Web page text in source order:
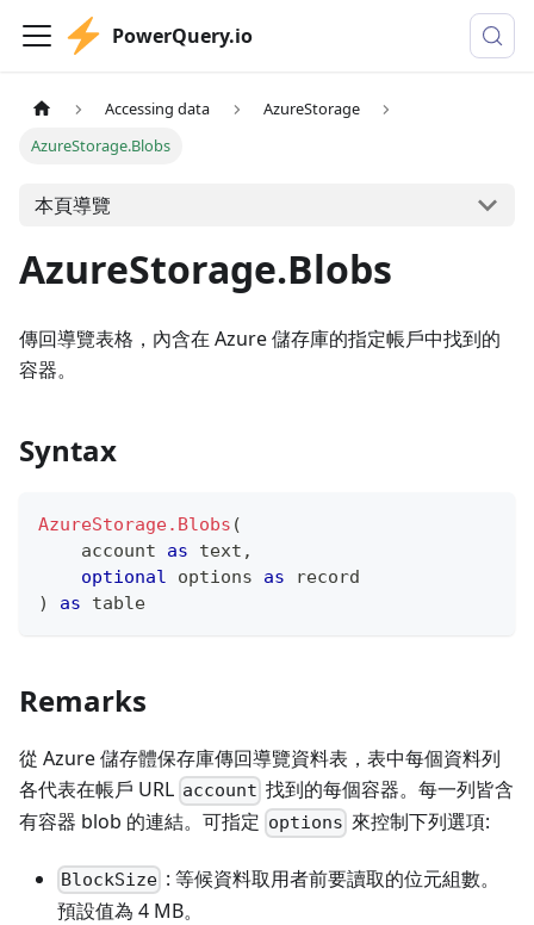
PowerQuery.io
Accessing data
AzureStorage
AzureStorage.Blobs
本頁導覽
AzureStorage.Blobs
傳回導覽表格，內含在 Azure 儲存庫的指定帳戶中找到的
容器。
Syntax
AzureStorage.Blobs (
    account
as text ,
optional options as
record
)
as table
Remarks
從 Azure 儲存體保存庫傳回導覽資料表，表中每個資料列
各代表在帳戶 URL account 找到的每個容器。每一列皆含
有容器 blob 的連結。可指定 options 來控制下列選項:
BlockSize : 等候資料取用者前要讀取的位元組數。
預設值為 4 MB。